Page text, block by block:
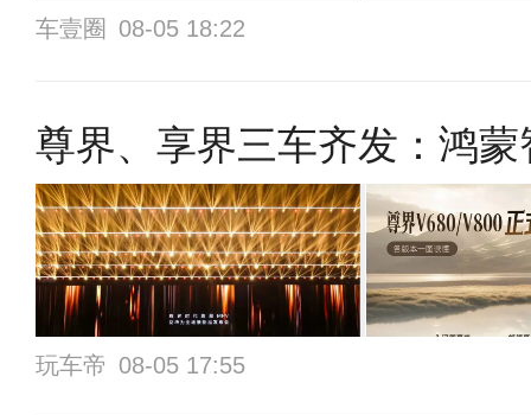
车壹圈 08-05 18:22
尊界、享界三车齐发：鸿蒙
玩车帝 08-05 17:55